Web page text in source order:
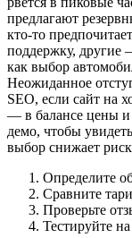
предлагают
кто-то
поддержку, другие
как выбор
Неожиданное
SEO, если сайт на
— в балансе цены и
демо, чтобы
выбор снижает
Определите
Сравните
Проверьте
Тестируйте